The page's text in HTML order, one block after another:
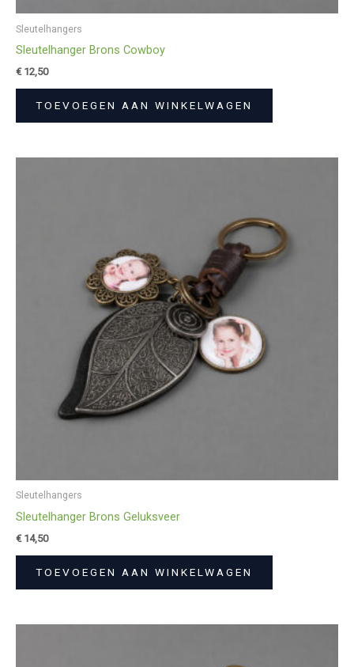
Sleutelhangers
Sleutelhanger Brons Cowboy
€12,50
TOEVOEGEN AAN WINKELWAGEN
Sleutelhangers
Sleutelhanger Brons Geluksveer
€14,50
TOEVOEGEN AAN WINKELWAGEN